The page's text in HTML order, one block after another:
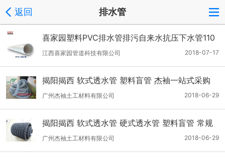
返回 排水管
喜家园塑料PVC排水管排污自来水抗压下水管110
家装建材硬管
2018-07-17
江西喜家园管道科技有限公司
揭阳揭西 软式透水管 塑料盲管 杰袖一站式采购
2018-06-29
广州杰袖土工材料有限公司
揭阳揭西 软式透水管 硬式透水管 塑料盲管 常规
现货
2018-06-29
广州杰袖土工材料有限公司